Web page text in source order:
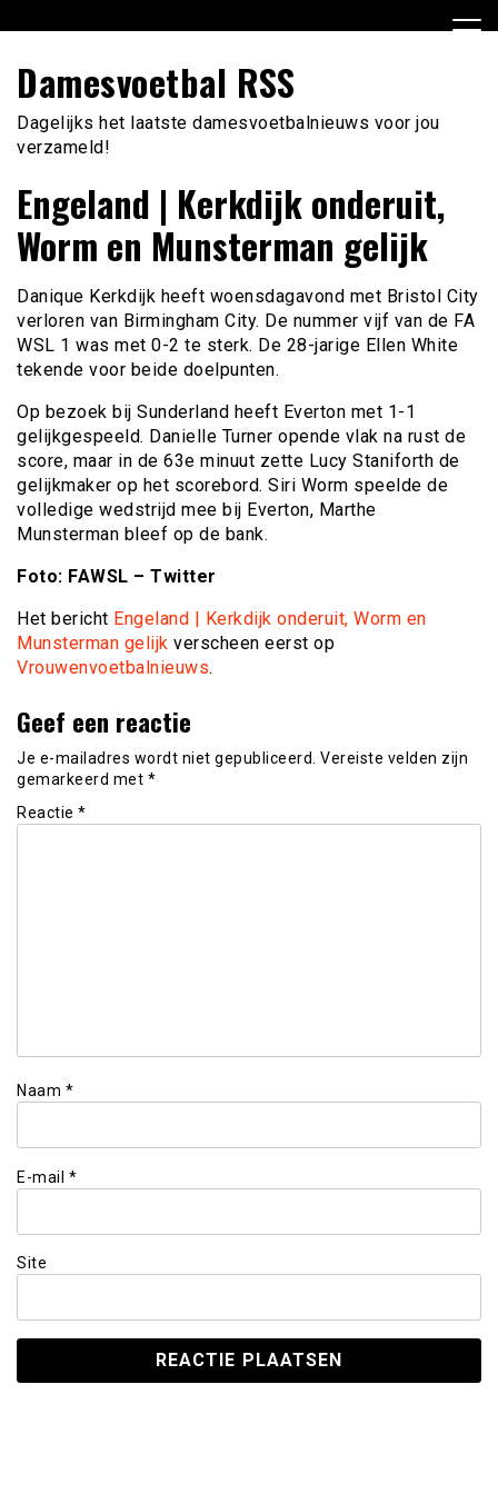
naar
inhoud
Damesvoetbal RSS
Dagelijks het laatste damesvoetbalnieuws voor jou
verzameld!
Engeland | Kerkdijk onderuit,
Worm en Munsterman gelijk
Danique Kerkdijk heeft woensdagavond met Bristol City
verloren van Birmingham City. De nummer vijf van de FA
WSL 1 was met 0-2 te sterk. De 28-jarige Ellen White
tekende voor beide doelpunten.
Op bezoek bij Sunderland heeft Everton met 1-1
gelijkgespeeld. Danielle Turner opende vlak na rust de
score, maar in de 63e minuut zette Lucy Staniforth de
gelijkmaker op het scorebord. Siri Worm speelde de
volledige wedstrijd mee bij Everton, Marthe
Munsterman bleef op de bank.
Foto: FAWSL – Twitter
Het bericht Engeland | Kerkdijk onderuit, Worm en
Munsterman gelijk verscheen eerst op
Vrouwenvoetbalnieuws.
Geef een reactie
Je e-mailadres wordt niet gepubliceerd. Vereiste velden zijn
gemarkeerd met *
Reactie *
Naam *
E-mail *
Site